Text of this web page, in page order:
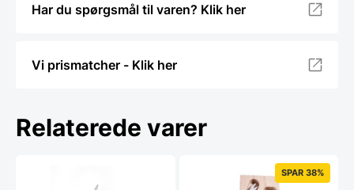
Har du spørgsmål til varen? Klik her
Vi prismatcher - Klik her
Relaterede varer
SPAR 38%